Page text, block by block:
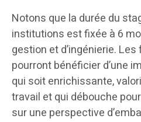
Notons que la durée du
institutions est fixée à 6
gestion et d’ingénierie.
pourront bénéficier d’une
qui soit enrichissante,
travail et qui débouche
sur une perspective